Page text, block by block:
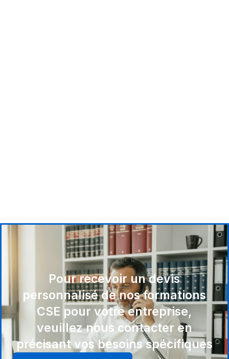
Pour recevoir un devis
personnalisé de nos formations
CSE pour votre entreprise,
veuillez nous contacter en
précisant vos besoins spécifiques